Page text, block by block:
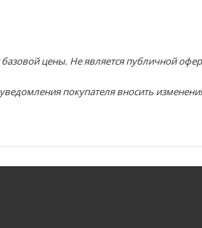
цены. Не является публичной
покупателя вносить